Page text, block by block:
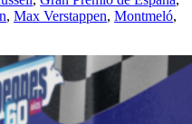
, Max Verstappen, Montmeló,